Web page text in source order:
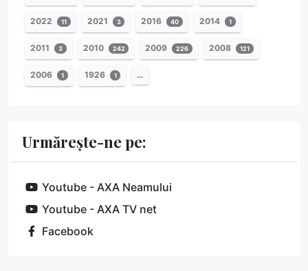
2022 11 2021 3 2016 40 2014 1
2011 3 2010 242 2009 226 2008 121
2006 1 1926 1 …
Urmărește-ne pe:
Youtube - AXA Neamului
Youtube - AXA TV net
Facebook